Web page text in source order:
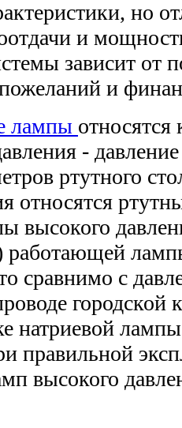
но
и
зависит от
и
лампы относятся
- давление
ртутного
относятся
высокого
работающей
сравнимо с
городской
натриевой
правильной
высокого